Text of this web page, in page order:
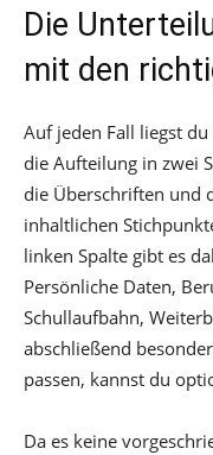
Die
mit den
Auf jeden Fall liegst
die Aufteilung in zwei
die Überschriften und
inhaltlichen
linken Spalte gibt es
Persönliche Daten,
Schullaufbahn,
abschließend
passen, kannst du
Da es keine